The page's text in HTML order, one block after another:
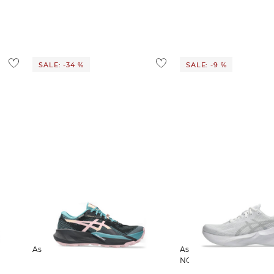
Ausland findest duhier
SALE: -34 %
Asics | Damen Laufschuhe
SALE: -9 %
Asics | Damen Laufschuhe
NOVABLAST 6